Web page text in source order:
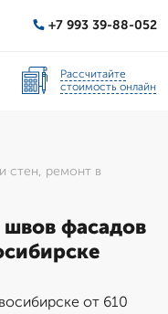
+7 993 39-88-052
Рассчитайте
стоимость онлайн
стен, ремонт в
фасадов
от 610